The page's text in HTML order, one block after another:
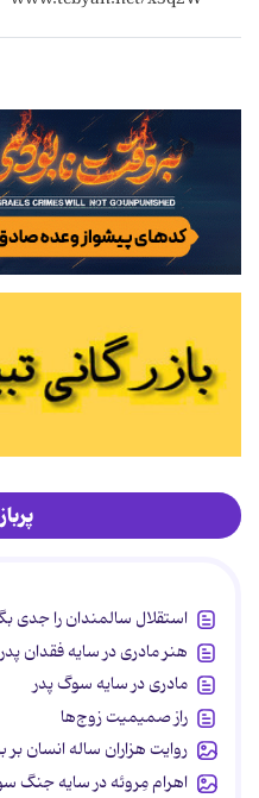
استقلال سالمندان را جدی
هنر مادری در سایه‌ فقدان پدر
مادری در سایه سوگ پدر
راز صمیمیت زوج‌ها
روایت هزاران ساله انسان
اهرام مِروئه در سایه جنگ